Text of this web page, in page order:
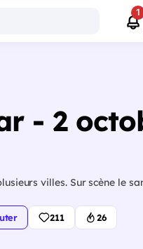
1
- 2
villes. Sur scène le
211 26